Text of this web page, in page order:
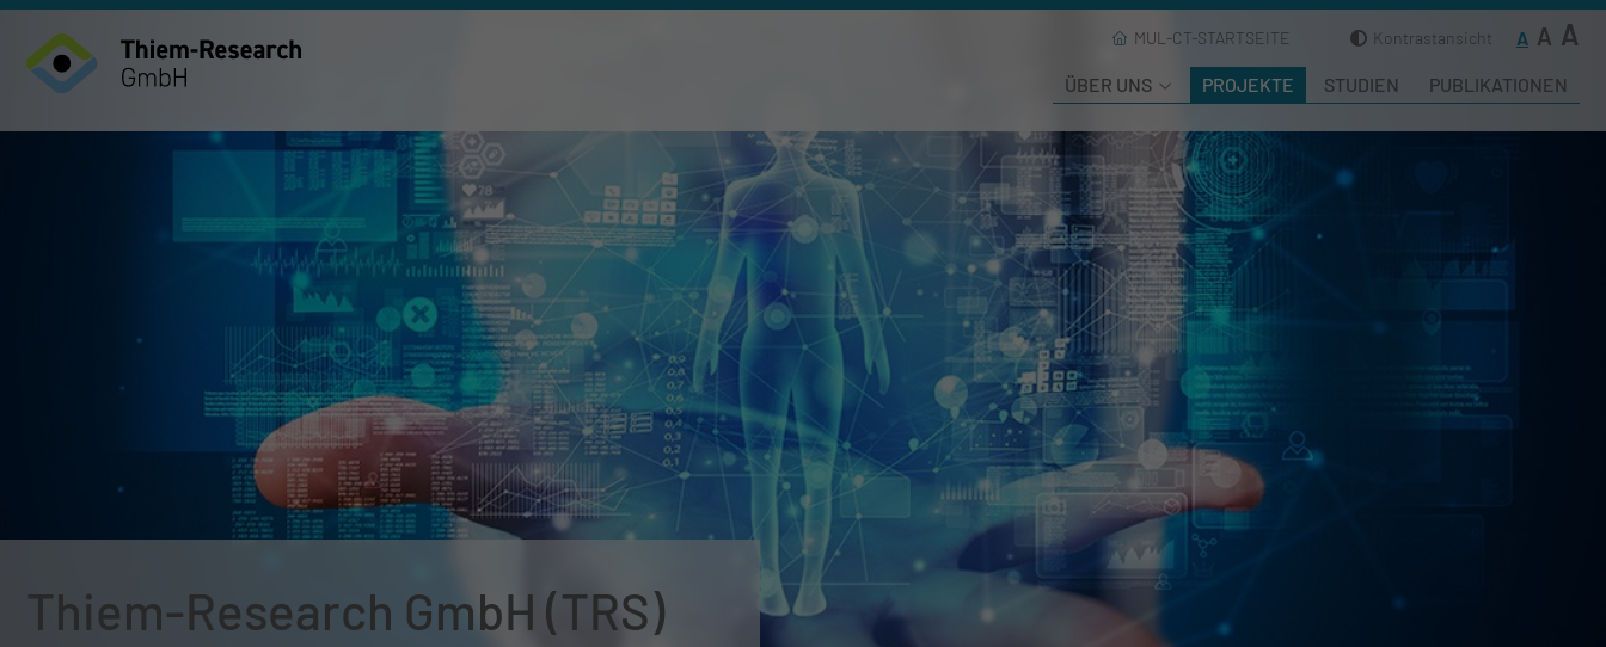
MUL-CT-STARTSEITE Kontrastansicht A A A
ÜBER UNS PROJEKTE STUDIEN PUBLIKATIONEN
Thiem-Research GmbH (TRS)